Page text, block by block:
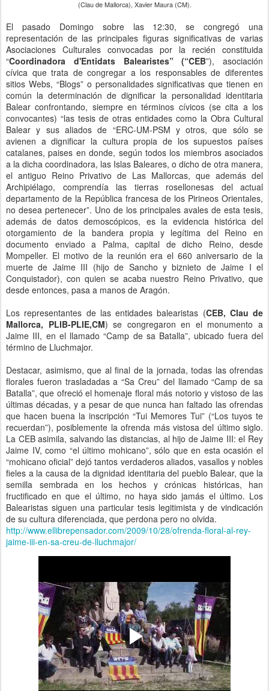
(Clau de Mallorca), Xavier Maura (CM).
El pasado Domingo sobre las 12:30, se congregó una
representación de las principales figuras significativas de varias
Asociaciones Culturales convocadas por la recién constituida
“Coordinadora d'Entidats Balearistes” (“CEB”), asociación
cívica que trata de congregar a los responsables de diferentes
sitios Webs, “Blogs” o personalidades significativas que tienen en
común la determinación de dignificar la personalidad identitaria
Balear confrontando, siempre en términos cívicos (se cita a los
convocantes) “las tesis de otras entidades como la Obra Cultural
Balear y sus aliados de “ERC-UM-PSM y otros, que sólo se
avienen a dignificar la cultura propia de los supuestos países
catalanes, paises en donde, según todos los miembros asociados
a la dicha coordinadora, las Islas Baleares, o dicho de otra manera,
el antiguo Reino Privativo de Las Mallorcas, que además del
Archipiélago, comprendía las tierras rosellonesas del actual
departamento de la República francesa de los Pirineos Orientales,
no desea pertenecer”. Uno de los principales avales de esta tesis,
además de datos demoscópicos, es la evidencia histórica del
otorgamiento de la bandera propia y legítima del Reino en
documento enviado a Palma, capital de dicho Reino, desde
Mompeller. El motivo de la reunión era el 660 aniversario de la
muerte de Jaime III (hijo de Sancho y biznieto de Jaime I el
Conquistador), con quien se acaba nuestro Reino Privativo, que
desde entonces, pasa a manos de Aragón.
Los representantes de las entidades balearistas (CEB, Clau de
Mallorca, PLIB-PLIE,CM) se congregaron en el monumento a
Jaime III, en el llamado “Camp de sa Batalla”, ubicado fuera del
término de Lluchmajor.
Destacar, asimismo, que al final de la jornada, todas las ofrendas
florales fueron trasladadas a “Sa Creu” del llamado “Camp de sa
Batalla”, que ofreció el homenaje floral más notorio y vistoso de las
últimas décadas, y a pesar de que nunca han faltado las ofrendas
que hacen buena la inscripción “Tui Memores Tui” (“Los tuyos te
recuerdan”), posiblemente la ofrenda más vistosa del último siglo.
La CEB asimila, salvando las distancias, al hijo de Jaime III: el Rey
Jaime IV, como “el último mohicano”, sólo que en esta ocasión el
“mohicano oficial” dejó tantos verdaderos aliados, vasallos y nobles
fieles a la causa de la dignidad identitaria del pueblo Balear, que la
semilla sembrada en los hechos y crónicas históricas, han
fructificado en que el último, no haya sido jamás el último. Los
Balearistas siguen una particular tesis legitimista y de vindicación
de su cultura diferenciada, que perdona pero no olvida.
http://www.ellibrepensador.com/2009/10/28/ofrenda-floral-al-rey-
jaime-iii-en-sa-creu-de-lluchmajor/